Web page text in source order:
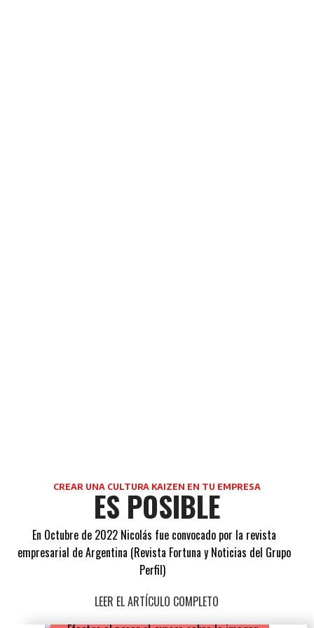
CREAR UNA CULTURA KAIZEN EN TU EMPRESA
ES POSIBLE
En Octubre de 2022 Nicolás fue convocado por la revista
empresarial de Argentina (Revista Fortuna y Noticias del Grupo
Perfil)
LEER EL ARTÍCULO COMPLETO